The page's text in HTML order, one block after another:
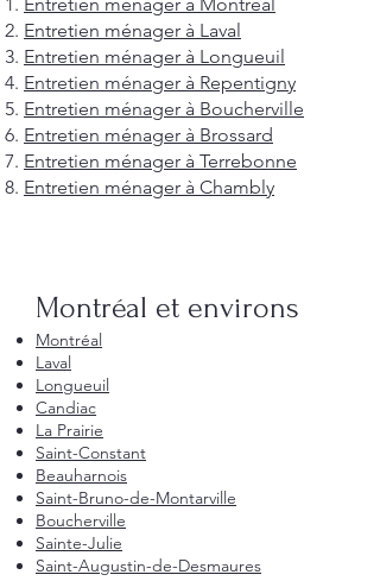
Entretien ménager à Laval
Entretien ménager à Longueuil
Entretien ménager à Repentigny
Entretien ménager à Boucherville
Entretien ménager à Brossard
Entretien ménager à Terrebonne
Entretien ménager à Chambly
Montréal et environs
Montréal
Laval
Longueuil
Candiac
La Prairie
Saint-Constant
Beauharnois
Saint-Bruno-de-Montarville
Boucherville
Sainte-Julie
Saint-Augustin-de-Desmaures